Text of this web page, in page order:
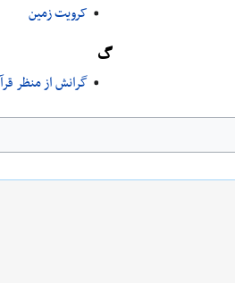
کرویت زمین
گ
گرانش از منظر